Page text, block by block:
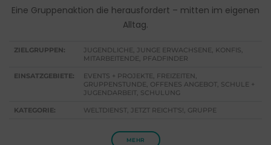
Eine Gruppenaktion die herausfordert – mitten im eigenen
Alltag.
ZIELGRUPPEN:
JUGENDLICHE, JUNGE ERWACHSENE, KONFIS,
MITARBEITENDE, PFADFINDER
EINSATZGEBIETE:
EVENTS + PROJEKTE, FREIZEITEN,
GRUPPENSTUNDE, OFFENES ANGEBOT, SCHULE +
JUGENDARBEIT, SCHULUNG
KATEGORIE: WELTDIENST, JETZT REICHT'S!, GRUPPE
MEHR